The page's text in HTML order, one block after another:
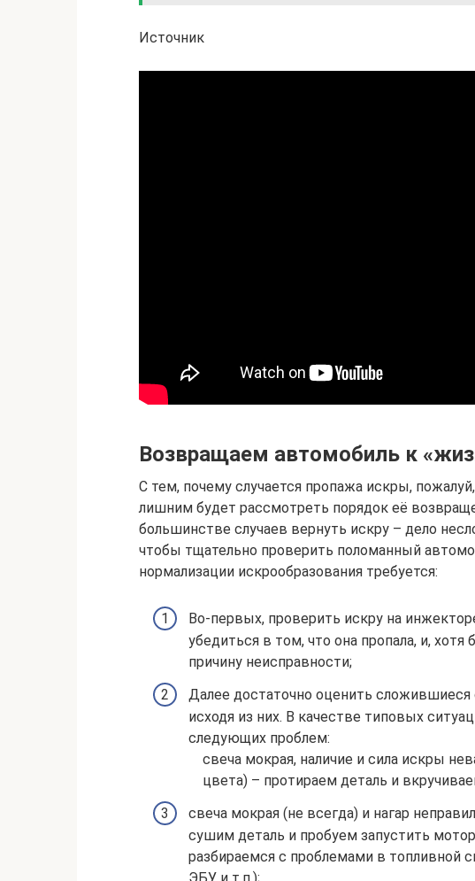
Источник
Возвращаем автомобиль к
С тем, почему случается пропажа искры,
лишним будет рассмотреть порядок её
большинстве случаев вернуть искру – дело
чтобы тщательно проверить поломанный
нормализации искрообразования требуется:
Во-первых, проверить искру на
убедиться в том, что она пропала, и,
причину неисправности;
Далее достаточно оценить сложившиеся
исходя из них. В качестве типовых
следующих проблем:
свеча мокрая, наличие и сила искры
цвета) – протираем деталь и
свеча мокрая (не всегда) и нагар
сушим деталь и пробуем запустить
разбираемся с проблемами в топливной